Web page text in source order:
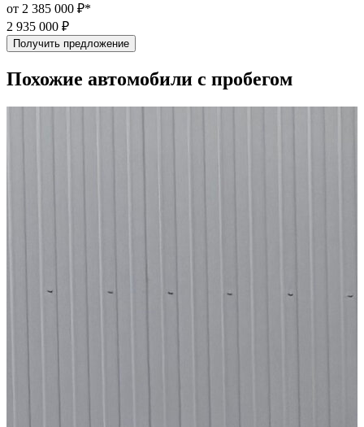
от 2 385 000 ₽*
2 935 000 ₽
Получить предложение
Похожие автомобили с пробегом